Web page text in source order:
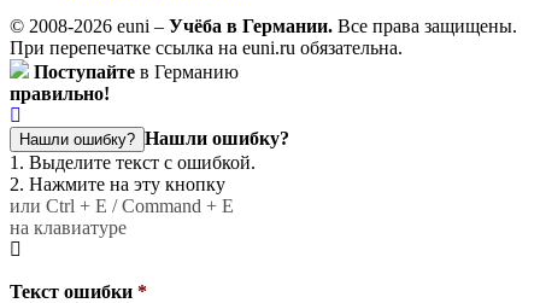
© 2008-2026 euni – Учёба в Германии. Все права защищены.
При перепечатке ссылка на euni.ru обязательна.
Поступайте в Германию
правильно!
Нашли ошибку? Нашли ошибку?
1. Выделите текст с ошибкой.
2. Нажмите на эту кнопку
или Ctrl + E / Command + E
на клавиатуре
Текст ошибки *